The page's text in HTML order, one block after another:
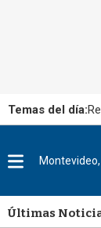
Temas del día:
u
Montevideo,
Últimas